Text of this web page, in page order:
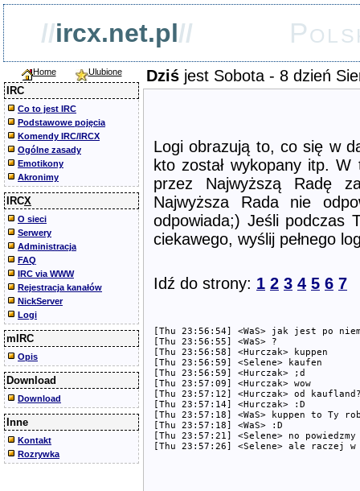
//ircx.net.pl//
Home Ulubione
IRC
Co to jest IRC
Podstawowe pojęcia
Komendy IRC/IRCX
Ogólne zasady
Emotikony
Akronimy
IRCX
O sieci
Serwery
Administracja
FAQ
IRC via WWW
Rejestracja kanałów
NickServer
Logi
mIRC
Opis
Download
Download
Inne
Kontakt
Rozrywka
Dziś jest Sobota - 8 dzień
Logi obrazują to, co się w
kto został wykopany itp.
przez Najwyższą Radę
Najwyższa Rada nie
odpowiada;) Jeśli podczas
ciekawego, wyślij pełnego
Idź do strony: 1 2 3 4 5 6 7
[Thu 23:56:54] <WaS> jak jest po
[Thu 23:56:55] <WaS> ?
[Thu 23:56:58] <Hurczak> kuppen
[Thu 23:56:59] <Selene> kaufen
[Thu 23:56:59] <Hurczak> ;d
[Thu 23:57:09] <Hurczak> wow
[Thu 23:57:12] <Hurczak> od
[Thu 23:57:14] <Hurczak> :D
[Thu 23:57:18] <WaS> kuppen to Ty
[Thu 23:57:18] <WaS> :D
[Thu 23:57:21] <Selene> no powiedzmy